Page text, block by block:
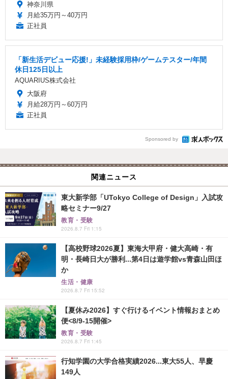
神奈川県
月給35万円～40万円
正社員
「新生活デビュー応援!」未経験採用枠/ゲームテスター/年間
休日125日以上
AQUARIUS株式会社
大阪府
月給28万円～60万円
正社員
Sponsored by
関連ニュース
東大新学部「UTokyo College of Design」入試攻
略セミナー9/27
教育・受験
2026.8.7 Fri 1:15
【高校野球2026夏】東海大甲府・健大高崎・有
明・長崎日大が勝利...第4日は遊学館vs青森山田ほ
か
生活・健康
2026.8.7 Fri 15:52
【夏休み2026】すぐ行けるイベント情報おまとめ
便<8/9-15開催>
教育・受験
2026.8.7 Fri 1:45
行知学園の大学合格実績2026...東大55人、早慶
149人